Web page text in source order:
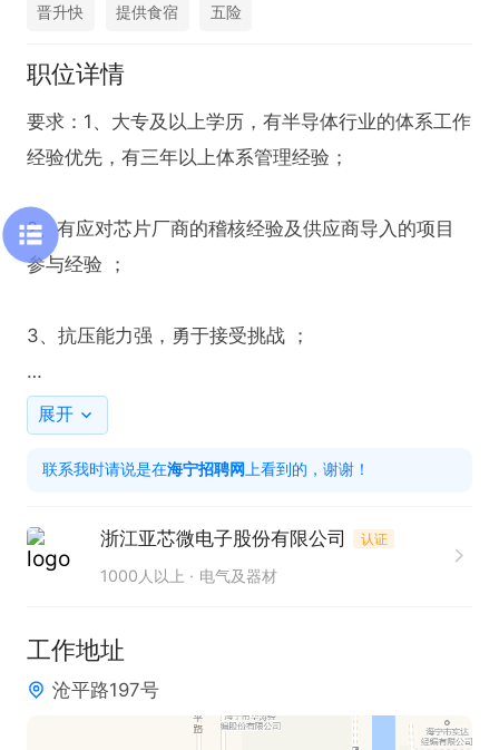
晋升快 提供食宿 五险
职位详情
要求：1、大专及以上学历，有半导体行业的体系工作
经验优先，有三年以上体系管理经验；
2、有应对芯片厂商的稽核经验及供应商导入的项目
参与经验 ；
3、抗压能力强，勇于接受挑战 ；
4、良好的英文阅读能力 ；
5、具有ISO9001、ISO14001、TS/IATF16949等各体
中的推行要点及监督体系运行控制方法；
A等质量工具，指导团队使用品质工具进行品质问题
分析与改善。
展开
联系我时请说是在海宁招聘网上看到的，谢谢！
浙江亚芯微电子股份有限公司 认证
1000人以上 电气及器材
工作地址
沧平路197号